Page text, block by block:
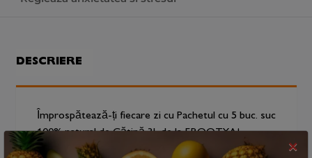
DESCRIERE
Împrospătează-ți fiecare zi cu Pachetul cu 5 buc. suc
100% natural de Cătină 3L de la FROOTYA!
×